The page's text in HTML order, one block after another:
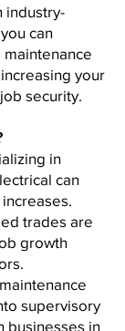
industry-
can
your
security.
in
can
trades are
growth
supervisory
businesses in